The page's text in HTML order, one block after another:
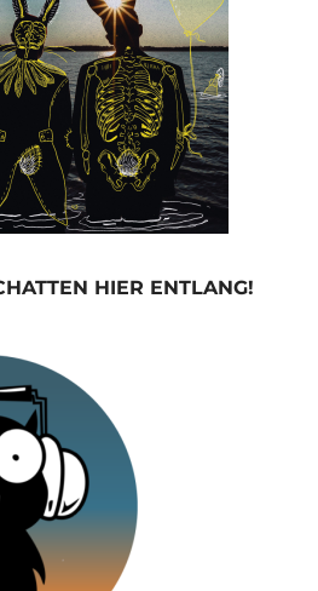
HIER ENTLANG!